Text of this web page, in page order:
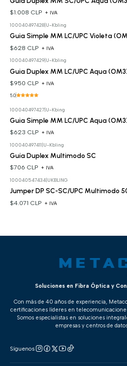
$1.008 CLP + IVA
100040497428| U-Kbling
Guia Simple MM LC/UPC Violeta
$628 CLP + IVA
100040497429| U-Kbling
Guia Duplex MM LC/UPC Aqua
$950 CLP + IVA
5.0
100040497427| U-Kbing
Guia Simple MM LC/UPC Aqua
$623 CLP + IVA
100040497411 U-Kbling
Guía Duplex Multimodo SC
$706 CLP + IVA
100040547434| UKBLING
Jumper DP SC-SC/UPC Multimodo
$4.071 CLP + IVA
Soluciones en Fibra Óptica y
Con más de 40 años de experiencia,
certificaciones líderes en
Somos especialistas en soluciones
empresas y centros de
Síguenos